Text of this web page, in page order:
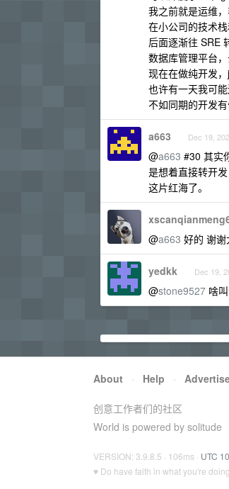
我之前就是运维
在小公司的技术栈
后面逐渐往 SRE
数据库管理平台
现在在做纯开发
也许有一天我可
不如同期的开发有
a663 Dec 19,
@a663 #30 其实
是想着直接转开
这片红海了。
@a663 好的 谢谢
yedkk Dec 19,
@stone9527 啥
About · Help ·
创意工作者们的社区
World is powered by solitude
VERSION: 3.9.8.5 · 106ms · UTC
♥ Do have faith in what you're doing.